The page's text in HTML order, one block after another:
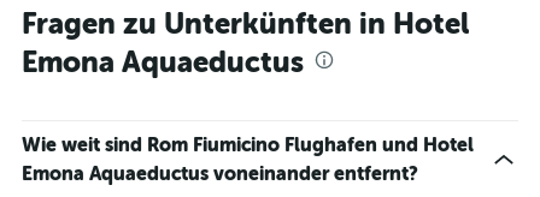
Fragen zu Unterkünften in Hotel
Emona Aquaeductus
Wie weit sind Rom Fiumicino Flughafen und Hotel
Emona Aquaeductus voneinander entfernt?